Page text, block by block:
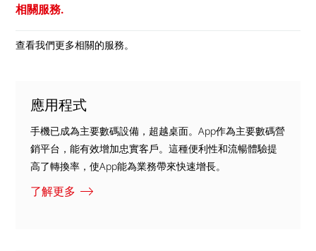
相關服務.
查看我們更多相關的服務。
應用程式
手機已成為主要數碼設備，超越桌面。App作為主要數碼營
銷平台，能有效增加忠實客戶。這種便利性和流暢體驗提
高了轉換率，使App能為業務帶來快速增長。
了解更多